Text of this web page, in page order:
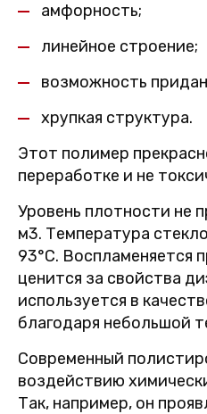
амфорность;
линейное строение;
возможность
хрупкая структура.
Этот полимер
переработке и не
Уровень плотности не
м3. Температура
93°С. Воспламеняется
ценится за свойства
используется в
благодаря небольшой
Современный
воздействию
Так, например, он